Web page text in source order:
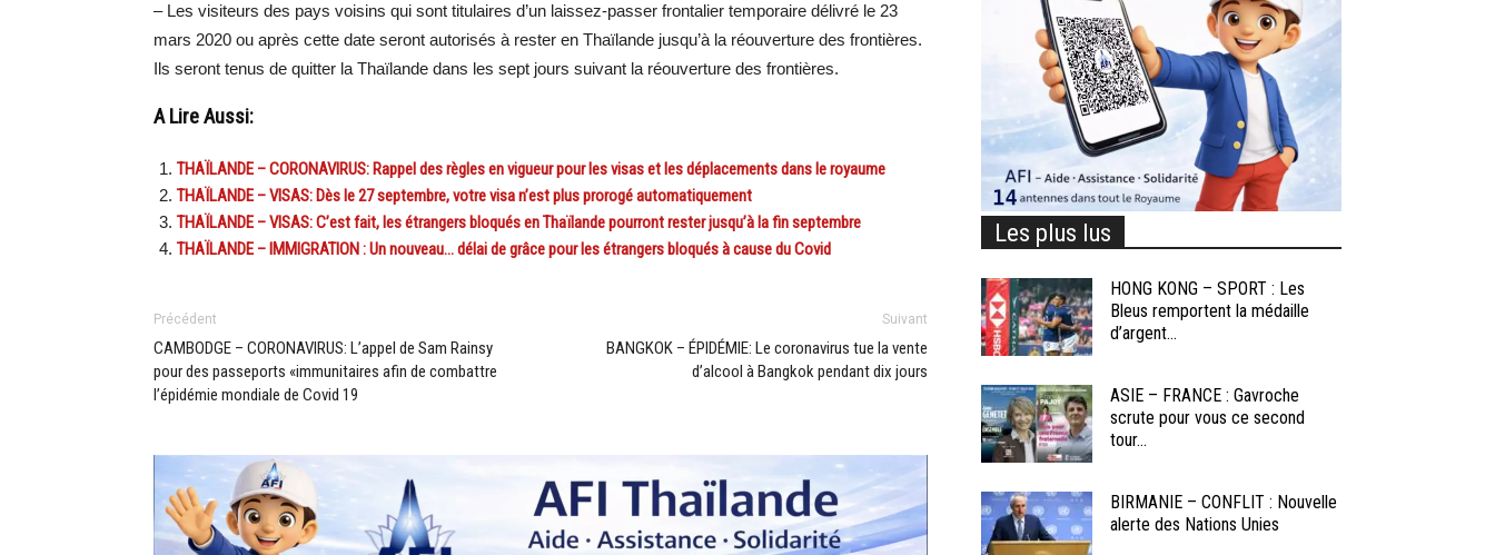
– Les visiteurs des pays voisins qui sont titulaires d’un laissez-passer frontalier temporaire délivré le 23
mars 2020 ou après cette date seront autorisés à rester en Thaïlande jusqu’à la réouverture des frontières.
Ils seront tenus de quitter la Thaïlande dans les sept jours suivant la réouverture des frontières.
A Lire Aussi:
THAÏLANDE – CORONAVIRUS: Rappel des règles en vigueur pour les visas et les déplacements dans le royaume
THAÏLANDE – VISAS: Dès le 27 septembre, votre visa n’est plus prorogé automatiquement
THAÏLANDE – VISAS: C’est fait, les étrangers bloqués en Thaïlande pourront rester jusqu’à la fin septembre
THAÏLANDE – IMMIGRATION : Un nouveau… délai de grâce pour les étrangers bloqués à cause du Covid
Précédent
CAMBODGE – CORONAVIRUS: L’appel de Sam Rainsy
pour des passeports «immunitaires afin de combattre
l’épidémie mondiale de Covid 19
Suivant
BANGKOK – ÉPIDÉMIE: Le coronavirus tue la vente
d’alcool à Bangkok pendant dix jours
Les plus lus
HONG KONG – SPORT : Les
Bleus remportent la médaille
d’argent...
ASIE – FRANCE : Gavroche
scrute pour vous ce second
tour...
BIRMANIE – CONFLIT : Nouvelle
alerte des Nations Unies